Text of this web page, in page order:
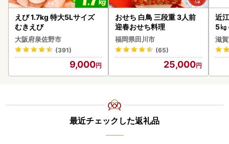
えび 1.7kg 特大5Lサイズ
むきえび
大阪府泉佐野市
(391)
9,000
おせち 白鳥 三段重 3人前
迎春おせち料理
福岡県田川市
(65)
25,000
近
5㎏
菜
滋
最近チェックした返礼品